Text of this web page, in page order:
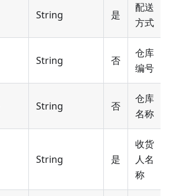
String 是
配送
方式
String 否
仓库
编号
String 否
仓库
名称
String 是
收货
人名
称